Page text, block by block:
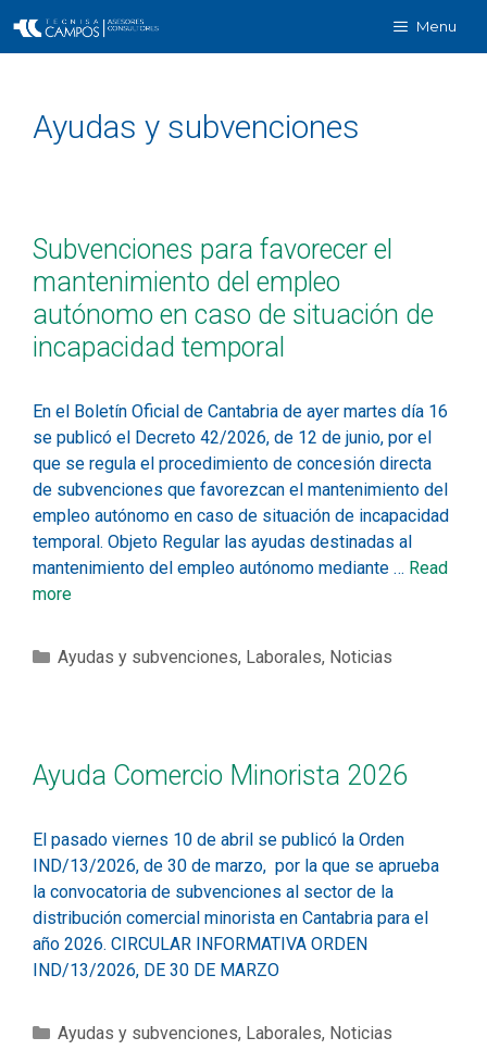
Menu
Ayudas y subvenciones
Subvenciones para favorecer el
mantenimiento del empleo
autónomo en caso de situación de
incapacidad temporal
En el Boletín Oficial de Cantabria de ayer martes día 16
se publicó el Decreto 42/2026, de 12 de junio, por el
que se regula el procedimiento de concesión directa
de subvenciones que favorezcan el mantenimiento del
empleo autónomo en caso de situación de incapacidad
temporal. Objeto Regular las ayudas destinadas al
mantenimiento del empleo autónomo mediante … Read
more
Ayudas y subvenciones, Laborales, Noticias
Ayuda Comercio Minorista 2026
El pasado viernes 10 de abril se publicó la Orden
IND/13/2026, de 30 de marzo, por la que se aprueba
la convocatoria de subvenciones al sector de la
distribución comercial minorista en Cantabria para el
año 2026. CIRCULAR INFORMATIVA ORDEN
IND/13/2026, DE 30 DE MARZO
Ayudas y subvenciones, Laborales, Noticias